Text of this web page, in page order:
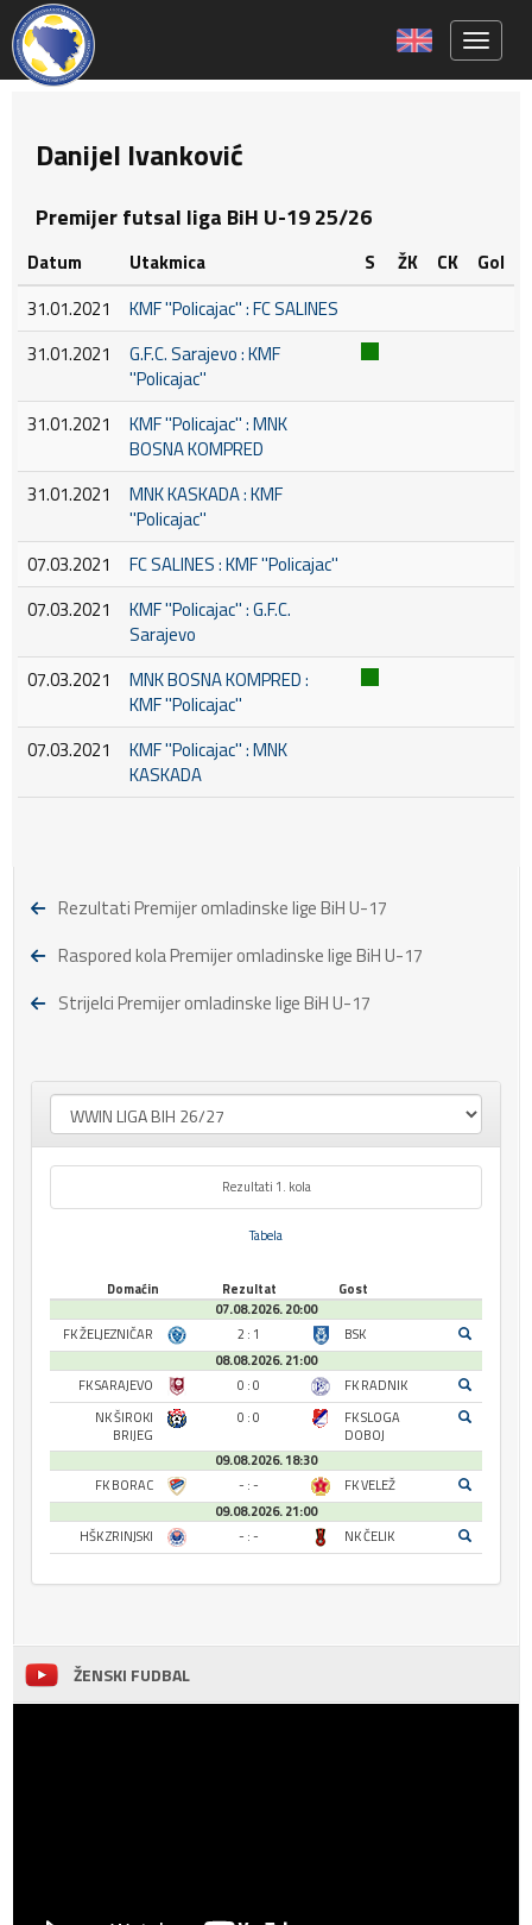
Danijel Ivanković
Premijer futsal liga BiH U-19 25/26
Datum Utakmica S ŽK CK
Gol
31.01.2021
KMF ''Policajac'' : FC SALINES
31.01.2021
G.F.C. Sarajevo : KMF
''Policajac''
31.01.2021
KMF ''Policajac'' : MNK
BOSNA KOMPRED
31.01.2021
MNK KASKADA : KMF
''Policajac''
07.03.2021
FC SALINES : KMF ''Policajac''
07.03.2021
KMF ''Policajac'' : G.F.C.
Sarajevo
07.03.2021
MNK BOSNA KOMPRED :
KMF ''Policajac''
07.03.2021
KMF ''Policajac'' : MNK
KASKADA
Rezultati Premijer omladinske lige BiH U-17
Raspored kola Premijer omladinske lige BiH U-17
Strijelci Premijer omladinske lige BiH U-17
Rezultati 1. kola
Tabela
Domaćin Rezultat
Gost
07.08.2026. 20:00
FK ŽELJEZNIČAR
2 : 1
BSK
08.08.2026. 21:00
FK SARAJEVO
0 : 0
FK RADNIK
NK ŠIROKI
BRIJEG
0 : 0
FK SLOGA
DOBOJ
09.08.2026. 18:30
FK BORAC
- : -
FK VELEŽ
09.08.2026. 21:00
HŠK ZRINJSKI
- : - NK ČELIK
ŽENSKI FUDBAL